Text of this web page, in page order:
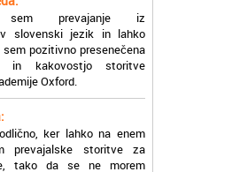
sem prevajanje iz
v slovenski jezik in lahko
pozitivno presenečena
in kakovostjo storitve
Oxford.
ker lahko na enem
prevajalske storitve za
tako da se ne morem